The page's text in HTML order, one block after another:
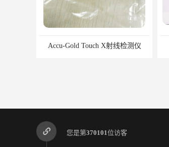
X射线检测仪 Rigel PatSim200患者模拟器
您是第370101位访客